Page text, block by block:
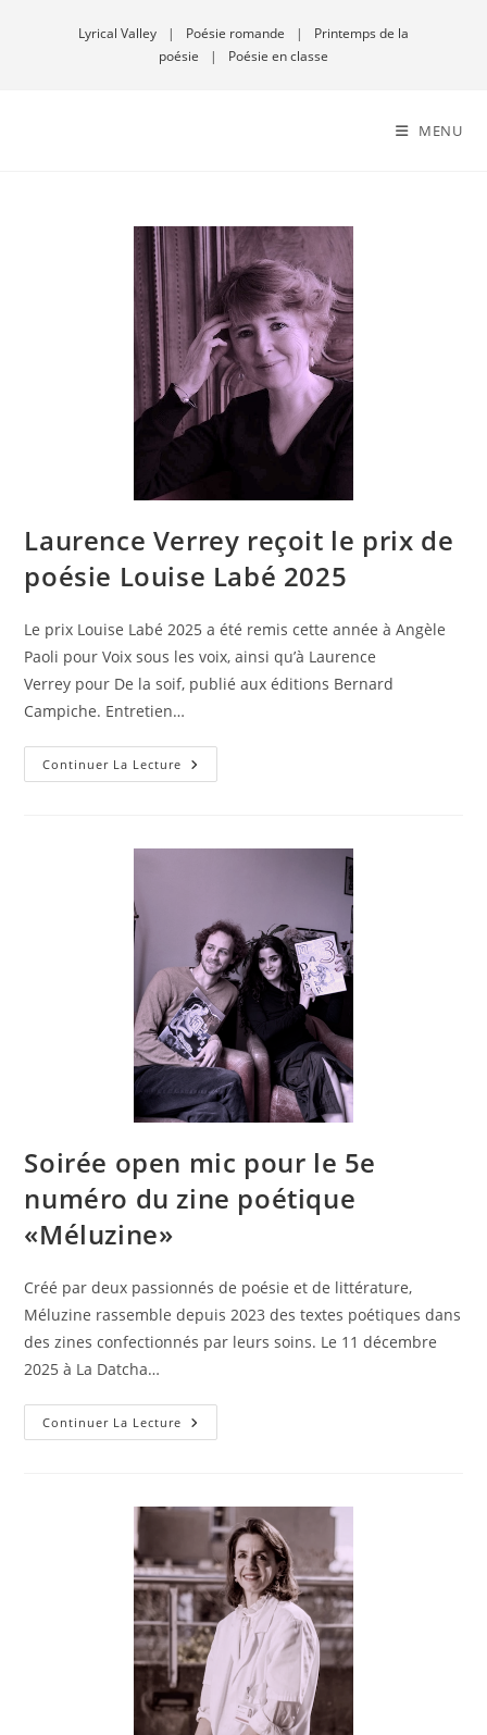
Lyrical Valley | Poésie romande |
Printemps de la
poésie
| Poésie en classe
MENU
Laurence Verrey reçoit le prix de
poésie Louise Labé 2025
Le prix Louise Labé 2025 a été remis cette année à Angèle
Paoli pour Voix sous les voix, ainsi qu’à Laurence
Verrey pour De la soif, publié aux éditions Bernard
Campiche. Entretien…
Continuer La Lecture
Soirée open mic pour le 5e
numéro du zine poétique
«Méluzine»
Créé par deux passionnés de poésie et de littérature,
Méluzine rassemble depuis 2023 des textes poétiques dans
des zines confectionnés par leurs soins. Le 11 décembre
2025 à La Datcha…
Continuer La Lecture